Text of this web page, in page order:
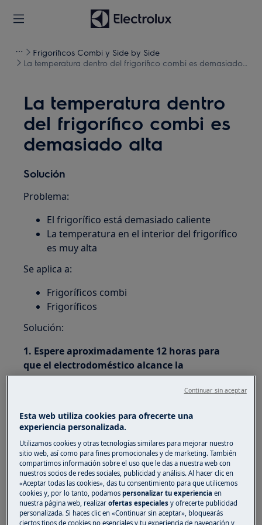
Frigoríficos Combi y Side by Side
La temperatura dentro del frigorífico combi es demasiado
La temperatura dentro
del frigorífico combi es
demasiado alta
Solución
Problema:
El frigorífico está demasiado caliente
La temperatura en el interior del frigorífico
es muy alta
Se aplica a:
Frigoríficos combi
Frigoríficos
Solución:
1. Espere aproximadamente 12 horas para
que el electrodoméstico alcance la
temperatura correcta si recién lo ha puesto
2. Si ha colocado una gran cantidad de
alimentos dentro del electrodoméstico, la
alarma dejará de sonar cuando la
temperatura vuelva a ser normal.
3. Verifique si el ventilador del interior del
electrodoméstico está funcionando (siempre
que su electrodoméstico tenga un ventilador)
Esta web utiliza cookies para ofrecerte una
experiencia personalizada.
Utilizamos cookies y otras tecnologías similares para mejorar nuestro
sitio web, así como para fines promocionales y de marketing. También
compartimos información sobre el uso que le das a nuestra web con
nuestros socios de redes sociales, publicidad y análisis. Al hacer clic en
«Aceptar todas las cookies», das tu consentimiento para que utilicemos
cookies y, por lo tanto, podamospersonalizar tu experienciaen
nuestra página web, realizarofertas especiales y ofrecerte publicidad
personalizada. Si haces clic en «Continuar sin aceptar», bloquearás
ciertos tipos de cookies no esenciales y tu experiencia de navegación y
Continuar sin aceptar